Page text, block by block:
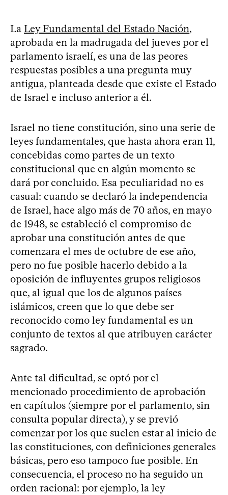
La Ley Fundamental del Estado Nación,
aprobada en la madrugada del jueves por el
parlamento israelí, es una de las peores
respuestas posibles a una pregunta muy
antigua, planteada desde que existe el Estado
de Israel e incluso anterior a él.
Israel no tiene constitución, sino una serie de
leyes fundamentales, que hasta ahora eran 11,
concebidas como partes de un texto
constitucional que en algún momento se
dará por concluido. Esa peculiaridad no es
casual: cuando se declaró la independencia
de Israel, hace algo más de 70 años, en mayo
de 1948, se estableció el compromiso de
aprobar una constitución antes de que
comenzara el mes de octubre de ese año,
pero no fue posible hacerlo debido a la
oposición de influyentes grupos religiosos
que, al igual que los de algunos países
islámicos, creen que lo que debe ser
reconocido como ley fundamental es un
conjunto de textos al que atribuyen carácter
sagrado.
Ante tal dificultad, se optó por el
mencionado procedimiento de aprobación
en capítulos (siempre por el parlamento, sin
consulta popular directa), y se previó
comenzar por los que suelen estar al inicio de
las constituciones, con definiciones generales
básicas, pero eso tampoco fue posible. En
consecuencia, el proceso no ha seguido un
orden racional: por ejemplo, la ley